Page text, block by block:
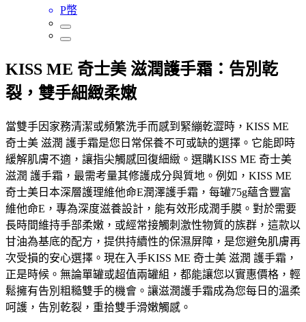
P幣
KISS ME 奇士美 滋潤護手霜：告別乾
裂，雙手細緻柔嫩
當雙手因家務清潔或頻繁洗手而感到緊繃乾澀時，KISS ME
奇士美 滋潤 護手霜是您日常保養不可或缺的選擇。它能即時
緩解肌膚不適，讓指尖觸感回復細緻。選購KISS ME 奇士美
滋潤 護手霜，最需考量其修護成分與質地。例如，KISS ME
奇士美日本深層護理維他命E潤澤護手霜，每罐75g蘊含豐富
維他命E，專為深度滋養設計，能有效形成潤手膜。對於需要
長時間維持手部柔嫩，或經常接觸刺激性物質的族群，這款以
甘油為基底的配方，提供持續性的保濕屏障，是您避免肌膚再
次受損的安心選擇。現在入手KISS ME 奇士美 滋潤 護手霜，
正是時候。無論單罐或超值兩罐組，都能讓您以實惠價格，輕
鬆擁有告別粗糙雙手的機會。讓滋潤護手霜成為您每日的溫柔
呵護，告別乾裂，重拾雙手滑嫩觸感。